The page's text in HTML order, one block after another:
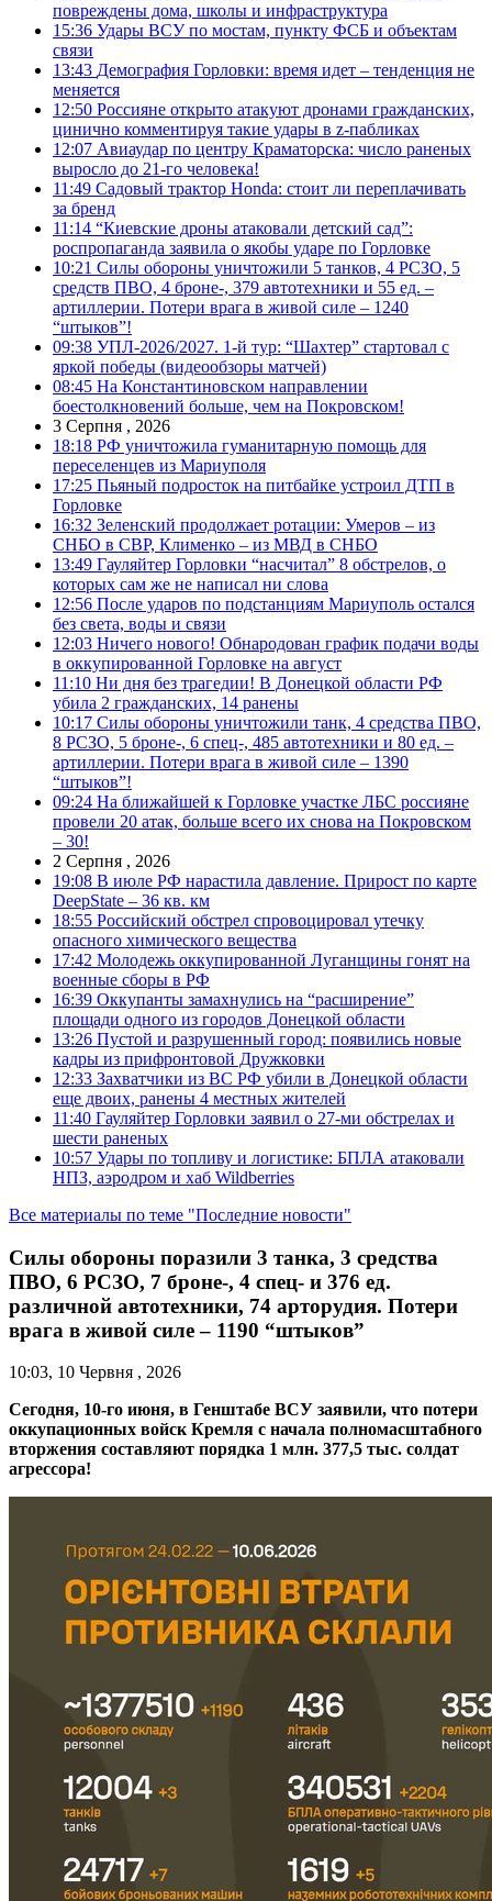
повреждены дома, школы и инфраструктура
15:36 Удары ВСУ по мостам, пункту ФСБ и объектам
связи
13:43 Демография Горловки: время идет – тенденция не
меняется
12:50 Россияне открыто атакуют дронами гражданских,
цинично комментируя такие удары в z-пабликах
12:07 Авиаудар по центру Краматорска: число раненых
выросло до 21-го человека!
11:49 Садовый трактор Honda: стоит ли переплачивать
за бренд
11:14 “Киевские дроны атаковали детский сад”:
роспропаганда заявила о якобы ударе по Горловке
10:21 Силы обороны уничтожили 5 танков, 4 РСЗО, 5
средств ПВО, 4 броне-, 379 автотехники и 55 ед. –
артиллерии. Потери врага в живой силе – 1240
“штыков”!
09:38 УПЛ-2026/2027. 1-й тур: “Шахтер” стартовал с
яркой победы (видеообзоры матчей)
08:45 На Константиновском направлении
боестолкновений больше, чем на Покровском!
3 Серпня , 2026
18:18 РФ уничтожила гуманитарную помощь для
переселенцев из Мариуполя
17:25 Пьяный подросток на питбайке устроил ДТП в
Горловке
16:32 Зеленский продолжает ротации: Умеров – из
СНБО в СВР, Клименко – из МВД в СНБО
13:49 Гауляйтер Горловки “насчитал” 8 обстрелов, о
которых сам же не написал ни слова
12:56 После ударов по подстанциям Мариуполь остался
без света, воды и связи
12:03 Ничего нового! Обнародован график подачи воды
в оккупированной Горловке на август
11:10 Ни дня без трагедии! В Донецкой области РФ
убила 2 гражданских, 14 ранены
10:17 Силы обороны уничтожили танк, 4 средства ПВО,
8 РСЗО, 5 броне-, 6 спец-, 485 автотехники и 80 ед. –
артиллерии. Потери врага в живой силе – 1390
“штыков”!
09:24 На ближайшей к Горловке участке ЛБС россияне
провели 20 атак, больше всего их снова на Покровском
– 30!
2 Серпня , 2026
19:08 В июле РФ нарастила давление. Прирост по карте
DeepState – 36 кв. км
18:55 Российский обстрел спровоцировал утечку
опасного химического вещества
17:42 Молодежь оккупированной Луганщины гонят на
военные сборы в РФ
16:39 Оккупанты замахнулись на “расширение”
площади одного из городов Донецкой области
13:26 Пустой и разрушенный город: появились новые
кадры из прифронтовой Дружковки
12:33 Захватчики из ВС РФ убили в Донецкой области
еще двоих, ранены 4 местных жителей
11:40 Гауляйтер Горловки заявил о 27-ми обстрелах и
шести раненых
10:57 Удары по топливу и логистике: БПЛА атаковали
НПЗ, аэродром и хаб Wildberries
Все материалы по теме "Последние новости"
Силы обороны поразили 3 танка, 3 средства
ПВО, 6 РСЗО, 7 броне-, 4 спец- и 376 ед.
различной автотехники, 74 арторудия. Потери
врага в живой силе – 1190 “штыков”
10:03, 10 Червня , 2026
Сегодня, 10-го июня, в Генштабе ВСУ заявили, что потери
оккупационных войск Кремля с начала полномасштабного
вторжения составляют порядка 1 млн. 377,5 тыс. солдат
агрессора!